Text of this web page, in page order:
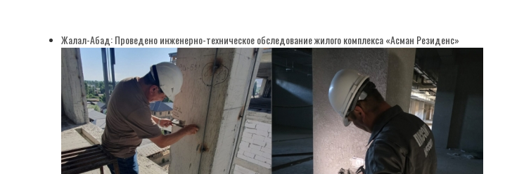
Жалал-Абад: Проведено инженерно-техническое обследование жилого комплекса «Асман Резиденс»